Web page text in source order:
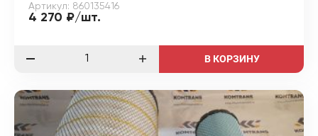
Артикул: 860135416
4 270 ₽/шт.
В КОРЗИНУ